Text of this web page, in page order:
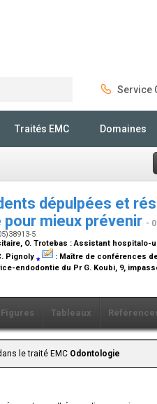
Service
Traités EMC Domaines
dépulpées et
mieux prévenir -
5
, O. Trotebas :Assistant hospitalo-
Pignoly ⁎ : Maître de conférences
endodontie du Pr G. Koubi, 9,
Figures Tableaux
le traité EMC Odontologie